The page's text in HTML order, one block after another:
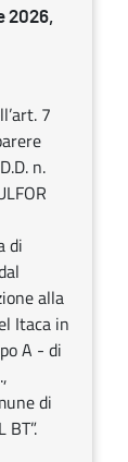
2026,
7
n.
di
alla
Itaca in
A - di
di